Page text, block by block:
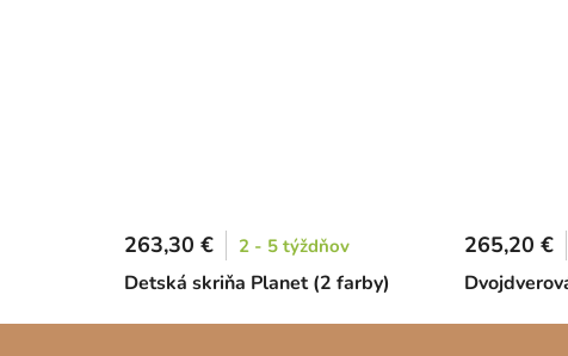
Detská skriňa Planet (2 farby)
263,30 € 2 - 5 týždňov 265,20 €